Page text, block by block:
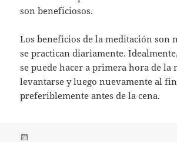
son beneficiosos.
Los beneficios de la meditación son
se practican diariamente.
se puede hacer a primera hora de la
levantarse y luego nuevamente al
preferiblemente antes de la cena.